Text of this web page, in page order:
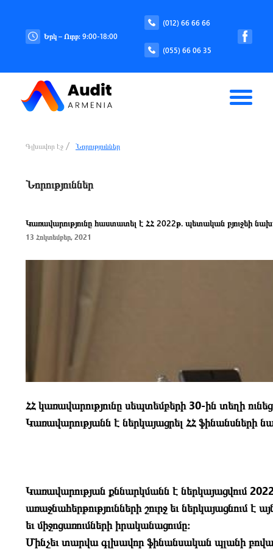
Երկ – Ուրբ: 9:00-18:00
(012) 66 66 66
(055) 66 06 35
Գլխավոր էջ Նորություններ
Նորություններ
Կառավարությունը հաստատել է ՀՀ 2022թ. պետական բյուջեի
13 Հոկտեմբեր, 2021
ՀՀ կառավարությունը սեպտեմբերի 30-ին տեղի
Կառավարությանն է ներկայացրել ՀՀ
Կառավարության քննարկմանն է ներկայացվում
առաջնահերթությունների շուրջ եւ
եւ միջոցառումների իրականացումը։
Մինչեւ տարվա գլխավոր ֆինանսական պլանի